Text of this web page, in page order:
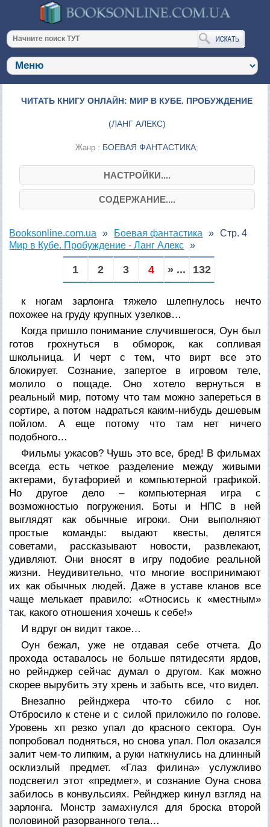
ЧИТАТЬ КНИГУ ОНЛАЙН: МИР В КУБЕ. ПРОБУЖДЕНИЕ
(ЛАНГ АЛЕКС)
Жанр : БОЕВАЯ ФАНТАСТИКА;
НАСТРОЙКИ....
СОДЕРЖАНИЕ....
Booksonline.com.ua
Боевая фантастика
Мир в Кубе. Пробуждение - Ланг Алекс
Стр. 4
1 2 3 4 » ... 132
к ногам зарлонга тяжело шлепнулось нечто
похожее на груду крупных узелков…
Когда пришло понимание случившегося, Оун был
готов грохнуться в обморок, как сопливая
школьница. И черт с тем, что вирт все это
блокирует. Сознание, запертое в игровом теле,
молило о пощаде. Оно хотело вернуться в
реальный мир, потому что там можно запереться в
сортире, а потом надраться каким-нибудь дешевым
пойлом. А еще потому что там нет ничего
подобного…
Фильмы ужасов? Чушь это все, бред! В фильмах
всегда есть четкое разделение между живыми
актерами, бутафорией и компьютерной графикой.
Но другое дело – компьютерная игра с
возможностью погружения. Боты и НПС в ней
выглядят как обычные игроки. Они выполняют
простые команды: выдают квесты, делятся
советами, рассказывают новости, развлекают,
удивляют. Они вносят в игру подобие реальной
жизни. Неудивительно, что многие воспринимают
их как обычных людей. Даже в уставе кланов все
чаще мелькает правило: «Относись к «местным»
так, какого отношения хочешь к себе!»
И вдруг он видит такое…
Оун бежал, уже не отдавая себе отчета. До
прохода оставалось не больше пятидесяти ярдов,
но рейнджер сейчас думал о другом. Как можно
скорее вырубить эту хрень и забыть все, что видел.
Внезапно рейнджера что-то сбило с ног.
Отбросило к стене и с силой приложило по голове.
Уровень хп резко упал до красного сектора. Оун
попробовал подняться, но снова упал. Пол оказался
залит чем-то липким, а руки наткнулись на длинный
осклизлый предмет. «Глаз филина» услужливо
подсветил этот «предмет», и сознание Оуна снова
забилось в конвульсиях. Рейнджер кинул взгляд на
зарлонга. Монстр замахнулся для броска второй
половиной разорванного тела…